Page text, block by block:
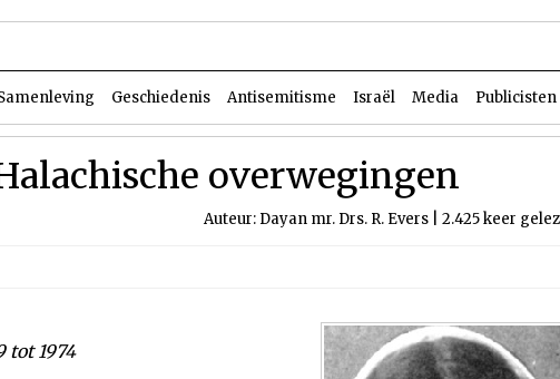
Geschiedenis Antisemitisme Israël Media Publicisten
overwegingen
Auteur: Dayan mr. Drs. R. Evers | 2.425 keer
tot 1974